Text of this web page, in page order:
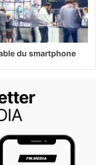
du smartphone